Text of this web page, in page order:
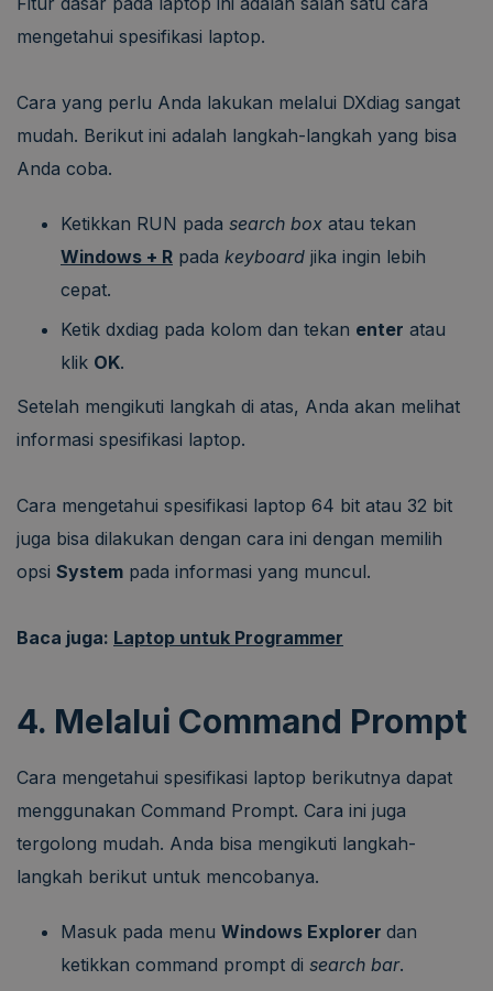
mengetahui spesifikasi laptop.
Cara yang perlu Anda lakukan melalui DXdiag sangat
mudah. Berikut ini adalah langkah-langkah yang bisa
Anda coba.
Ketikkan RUN pada search box atau tekan
Windows + R pada keyboard jika ingin lebih
cepat.
Ketik dxdiag pada kolom dan tekan enter atau
klik OK.
Setelah mengikuti langkah di atas, Anda akan melihat
informasi spesifikasi laptop.
Cara mengetahui spesifikasi laptop 64 bit atau 32 bit
juga bisa dilakukan dengan cara ini dengan memilih
opsi System pada informasi yang muncul.
Baca juga: Laptop untuk Programmer
4. Melalui Command Prompt
Cara mengetahui spesifikasi laptop berikutnya dapat
menggunakan Command Prompt. Cara ini juga
tergolong mudah. Anda bisa mengikuti langkah-
langkah berikut untuk mencobanya.
Masuk pada menu Windows Explorer dan
ketikkan command prompt di search bar.